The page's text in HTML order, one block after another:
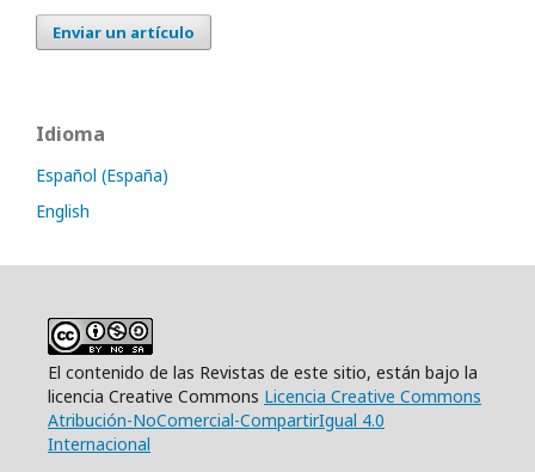
Enviar un artículo
Idioma
Español (España)
English
El contenido de las Revistas de este sitio, están bajo la
licencia Creative Commons Licencia Creative Commons
Atribución-NoComercial-CompartirIgual 4.0
Internacional